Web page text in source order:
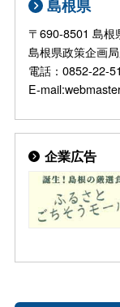
島根県
〒690-8501 島根
島根県政策企画
電話：0852-22-
E-
企業広告